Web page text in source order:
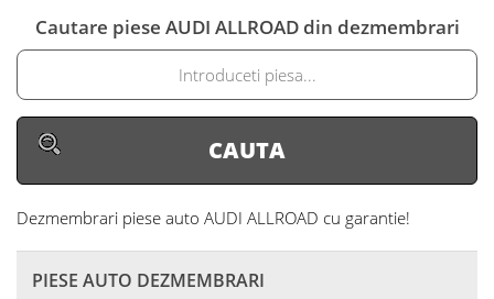
Cautare piese AUDI ALLROAD din dezmembrari
Dezmembrari piese auto AUDI ALLROAD cu garantie!
PIESE AUTO DEZMEMBRARI